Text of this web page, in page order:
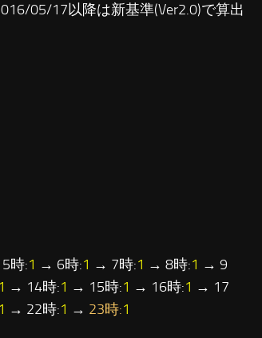
05/17以降は新基準(Ver2.0)で算出
時:1 → 6時:1 → 7時:1 → 8時:1 → 9
1 → 14時:1 → 15時:1 → 16時:1 → 17
1 → 22時:1 → 23時:1